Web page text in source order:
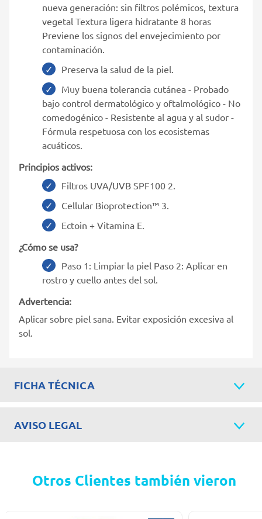
nueva generación: sin filtros polémicos, textura
vegetal Textura ligera hidratante 8 horas
Previene los signos del envejecimiento por
contaminación.
Preserva la salud de la piel.
Muy buena tolerancia cutánea - Probado
bajo control dermatológico y oftalmológico - No
comedogénico - Resistente al agua y al sudor -
Fórmula respetuosa con los ecosistemas
acuáticos.
Principios activos:
Filtros UVA/UVB SPF100 2.
Cellular Bioprotection™ 3.
Ectoin + Vitamina E.
¿Cómo se usa?
Paso 1: Limpiar la piel Paso 2: Aplicar en
rostro y cuello antes del sol.
Advertencia:
Aplicar sobre piel sana. Evitar exposición excesiva al
sol.
FICHA TÉCNICA
AVISO LEGAL
Otros Clientes también vieron